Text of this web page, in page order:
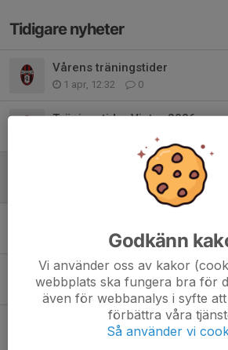
Tidigare nyheter
Vårens träningstider
1 apr, 12:32 0
Träningstider Vinter 2026
Träningstiderna för Vecka 49
0
7 aug 2025 0
Vårens och sommarens
6 apr 2025 0
Utökade träningstider under
2 mar 2025 0
Godkänn
Vi använder oss av kakor
webbplats ska fungera bra för
även för webbanalys i syfte
förbättra våra
Så använder vi